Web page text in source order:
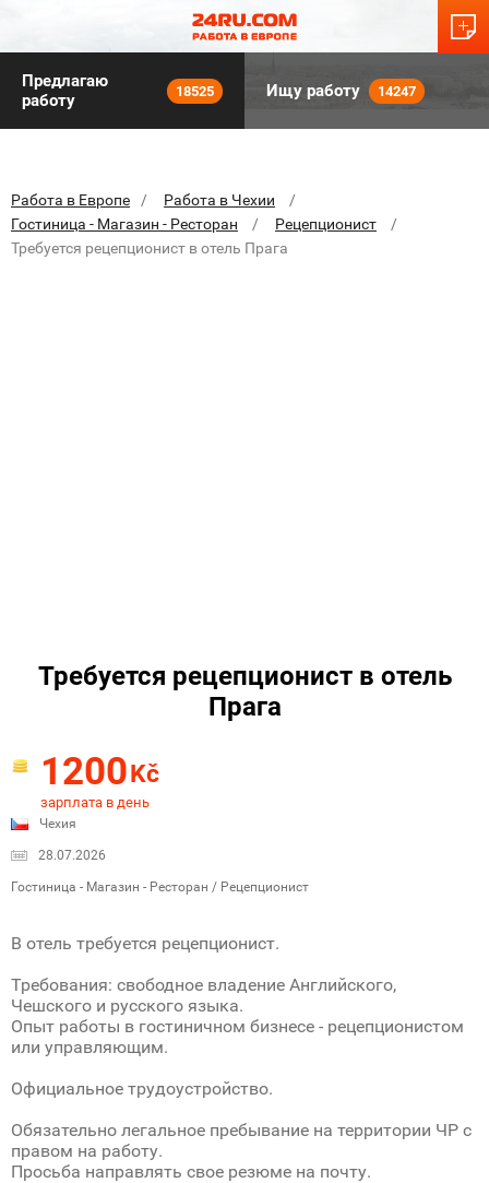
Предлагаю
работу
18525 Ищу работу 14247
Работа в Европе
Работа в Чехии
Гостиница - Магазин - Ресторан
Рецепционист
Требуется рецепционист в отель Прага
Требуется рецепционист в отель
Прага
1200Kč
зарплата в день
Чехия
28.07.2026
Гостиница - Магазин - Ресторан / Рецепционист
В отель требуется рецепционист.
Требования: свободное владение Английского,
Чешского и русского языка.
Опыт работы в гостиничном бизнесе - рецепционистом
или управляющим.
Официальное трудоустройство.
Обязательно легальное пребывание на территории ЧР с
правом на работу.
Просьба направлять свое резюме на почту.